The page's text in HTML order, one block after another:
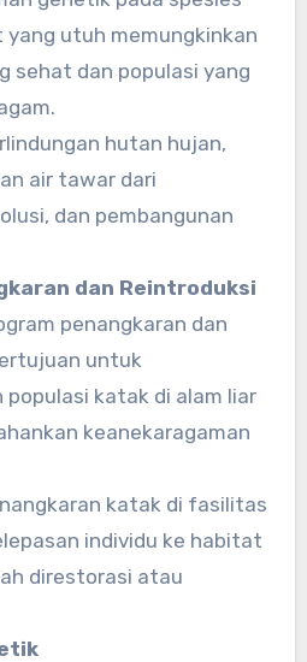
utuh memungkinkan
sehat dan populasi yang
hutan hujan,
air tawar dari
dan pembangunan
dan Reintroduksi
penangkaran dan
untuk
populasi katak di alam liar
keanekaragaman
katak di fasilitas
individu ke habitat
direstorasi atau